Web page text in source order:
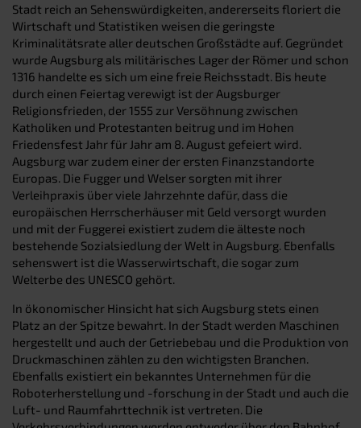
Stadt reich an Sehenswürdigkeiten, andererseits floriert die
Wirtschaft und Statistiken weisen die geringste
Kriminalitätsrate aller deutschen Großstädte auf. Gegründet
wurde Augsburg als militärisches Lager der Römer und schon
1316 handelte es sich um eine freie Reichsstadt. Bis heute
durch einen Feiertag verewigt ist der Augsburger
Religionsfrieden, der 1555 zur Versöhnung zwischen
Katholiken und Protestanten beitrug und im Hohen
Friedensfest Jahr für Jahr am 8. August gefeiert wird.
Augsburg war zudem einer der ersten Finanzstandorte
Europas. Die Fugger und Welser sorgten mit ihrer
Verleihpraxis über viele Jahrzehnte dafür, dass die
europäischen Herrscherhäuser mit Geld versorgt wurden
und mit der Fuggerei existiert zudem die älteste noch
bestehende Sozialsiedlung der Welt in Augsburg. Ebenfalls
sehenswert ist die Wasserwirtschaft, die sogar zum
Welterbe des UNESCO gehört.
In ökonomischer Hinsicht hat sich Augsburg stets einen
Platz an der Spitze bewahrt. In der Stadt werden Maschinen
hergestellt und auch der Getriebebau und die Produktion von
Druckmaschinen zählen zu den wichtigsten Branchen.
Ebenfalls existiert ein bekanntes Unternehmen für die
Roboterherstellung und -forschung in der Stadt und auch die
Luft- und Raumfahrttechnik ist vertreten. Die